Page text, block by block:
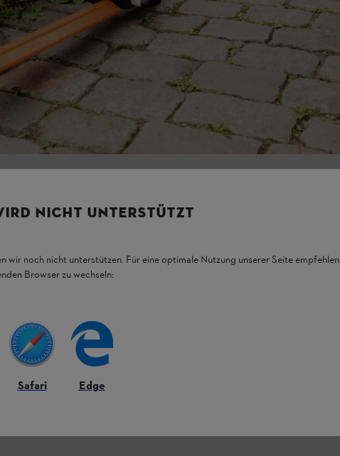
NICHT UNTERSTÜTZT
wir noch nicht unterstützen. Für eine optimale Nutzung unserer Seite empfehlen
Browser zu wechseln:
Safari Edge